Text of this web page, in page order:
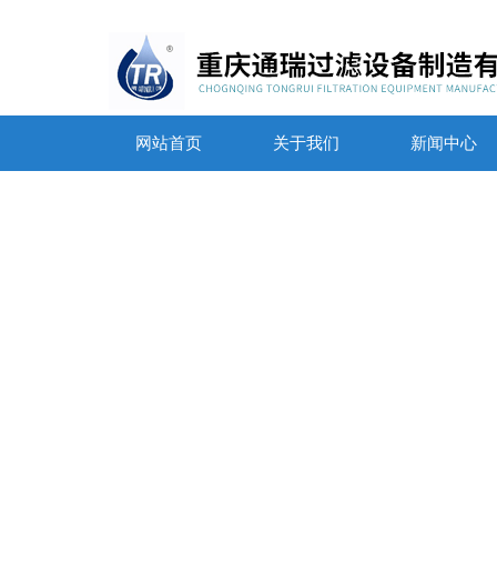
网站首页 关于我们 新闻中心